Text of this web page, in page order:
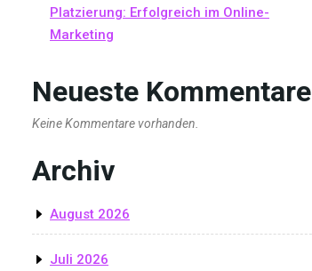
Platzierung: Erfolgreich im Online-
Marketing
Neueste Kommentare
Keine Kommentare vorhanden.
Archiv
August 2026
Juli 2026